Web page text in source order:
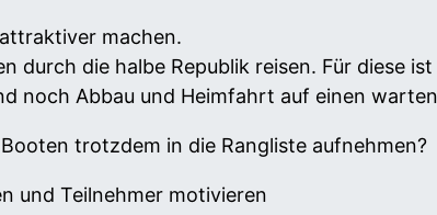
machen.
durch die halbe Republik reisen. Für diese
noch Abbau und Heimfahrt auf einen
trotzdem in die Rangliste aufnehmen?
und Teilnehmer motivieren